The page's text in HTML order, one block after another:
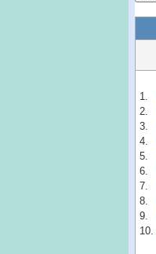
1.
2.
3.
4.
5.
6.
7.
8.
9.
10.